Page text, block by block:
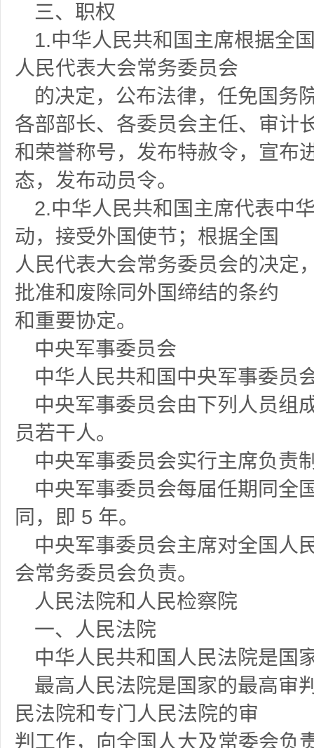
三、职权
1.中华人民共和国主席根据全
人民代表大会常务委员会
的决定，公布法律，任免国务
各部部长、各委员会主任、审计
和荣誉称号，发布特赦令，宣布
态，发布动员令。
2.中华人民共和国主席代表中
动，接受外国使节；根据全国
人民代表大会常务委员会的决定
批准和废除同外国缔结的条约
和重要协定。
中央军事委员会
中华人民共和国中央军事委员
中央军事委员会由下列人员组
员若干人。
中央军事委员会实行主席负责
中央军事委员会每届任期同全
同，即 5 年。
中央军事委员会主席对全国人
会常务委员会负责。
人民法院和人民检察院
一、人民法院
中华人民共和国人民法院是国
最高人民法院是国家的最高审
民法院和专门人民法院的审
判工作，向全国人大及常委会负